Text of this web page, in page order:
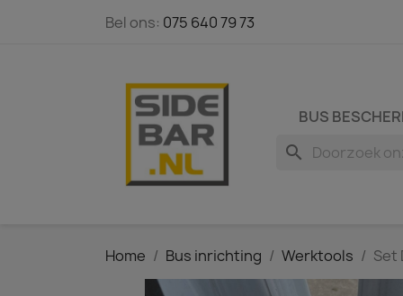
Bel ons: 075 640 79 73
BUS
search
Home Bus inrichting Werktools Set